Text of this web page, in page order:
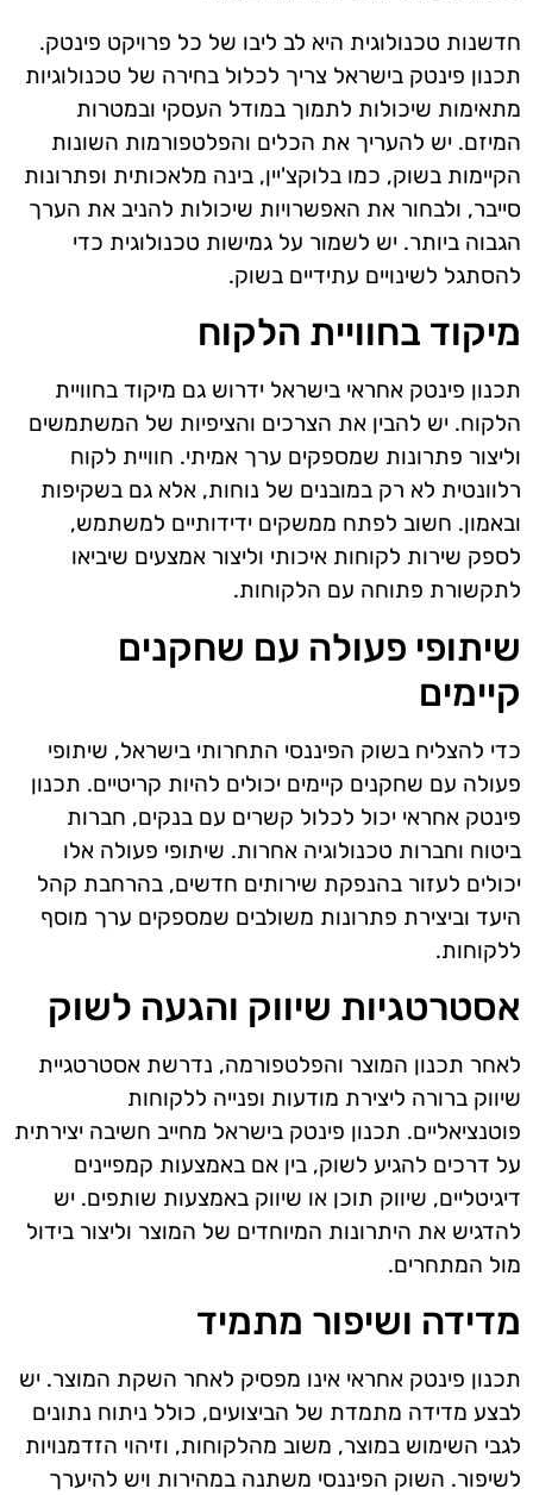
חדשנות טכנולוגית היא לב ליבו של כל פרויקט פינטק.
תכנון פינטק בישראל צריך לכלול בחירה של טכנולוגיות
מתאימות שיכולות לתמוך במודל העסקי ובמטרות
המיזם. יש להעריך את הכלים והפלטפורמות השונות
הקיימות בשוק, כמו בלוקצ'יין, בינה מלאכותית ופתרונות
סייבר, ולבחור את האפשרויות שיכולות להניב את הערך
הגבוה ביותר. יש לשמור על גמישות טכנולוגית כדי
להסתגל לשינויים עתידיים בשוק.
מיקוד בחוויית הלקוח
תכנון פינטק אחראי בישראל ידרוש גם מיקוד בחוויית
הלקוח. יש להבין את הצרכים והציפיות של המשתמשים
וליצור פתרונות שמספקים ערך אמיתי. חוויית לקוח
רלוונטית לא רק במובנים של נוחות, אלא גם בשקיפות
ובאמון. חשוב לפתח ממשקים ידידותיים למשתמש,
לספק שירות לקוחות איכותי וליצור אמצעים שיביאו
לתקשורת פתוחה עם הלקוחות.
שיתופי פעולה עם שחקנים
קיימים
כדי להצליח בשוק הפיננסי התחרותי בישראל, שיתופי
פעולה עם שחקנים קיימים יכולים להיות קריטיים. תכנון
פינטק אחראי יכול לכלול קשרים עם בנקים, חברות
ביטוח וחברות טכנולוגיה אחרות. שיתופי פעולה אלו
יכולים לעזור בהנפקת שירותים חדשים, בהרחבת קהל
היעד וביצירת פתרונות משולבים שמספקים ערך מוסף
ללקוחות.
אסטרטגיות שיווק והגעה לשוק
לאחר תכנון המוצר והפלטפורמה, נדרשת אסטרטגיית
שיווק ברורה ליצירת מודעות ופנייה ללקוחות
פוטנציאליים. תכנון פינטק בישראל מחייב חשיבה יצירתית
על דרכים להגיע לשוק, בין אם באמצעות קמפיינים
דיגיטליים, שיווק תוכן או שיווק באמצעות שותפים. יש
להדגיש את היתרונות המיוחדים של המוצר וליצור בידול
מול המתחרים.
מדידה ושיפור מתמיד
תכנון פינטק אחראי אינו מפסיק לאחר השקת המוצר. יש
לבצע מדידה מתמדת של הביצועים, כולל ניתוח נתונים
לגבי השימוש במוצר, משוב מהלקוחות, וזיהוי הזדמנויות
לשיפור. השוק הפיננסי משתנה במהירות ויש להיערך